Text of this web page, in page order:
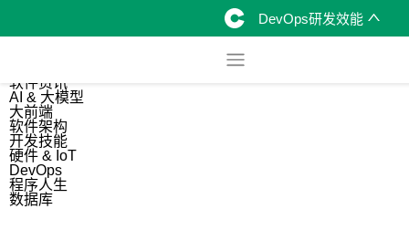
DevOps研发效能
软件资讯
AI & 大模型
大前端
软件架构
开发技能
硬件 & IoT
DevOps
程序人生
数据库